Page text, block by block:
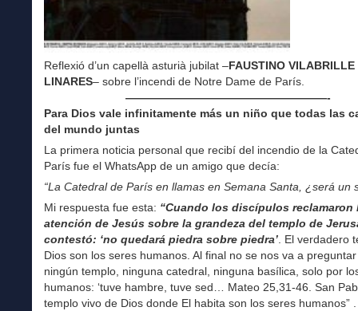
Reflexió d’un capellà asturià jubilat –FAUSTINO VILABRILLE
LINARES– sobre l’incendi de Notre Dame de París.
——————————————————-
Para Dios vale infinitamente más un niño que todas las
del mundo juntas
La primera noticia personal que recibí del incendio de la
París fue el WhatsApp de un amigo que decía:
“La Catedral de París en llamas en Semana Santa, ¿será un
Mi respuesta fue esta: “Cuando los discípulos reclamaron
atención de Jesús sobre la grandeza del templo de
contestó: ‘no quedará piedra sobre piedra’. El verdadero
Dios son los seres humanos. Al final no se nos va a
ningún templo, ninguna catedral, ninguna basílica, solo por
humanos: ‘tuve hambre, tuve sed… Mateo 25,31-46. San
templo vivo de Dios donde El habita son los seres humanos” .